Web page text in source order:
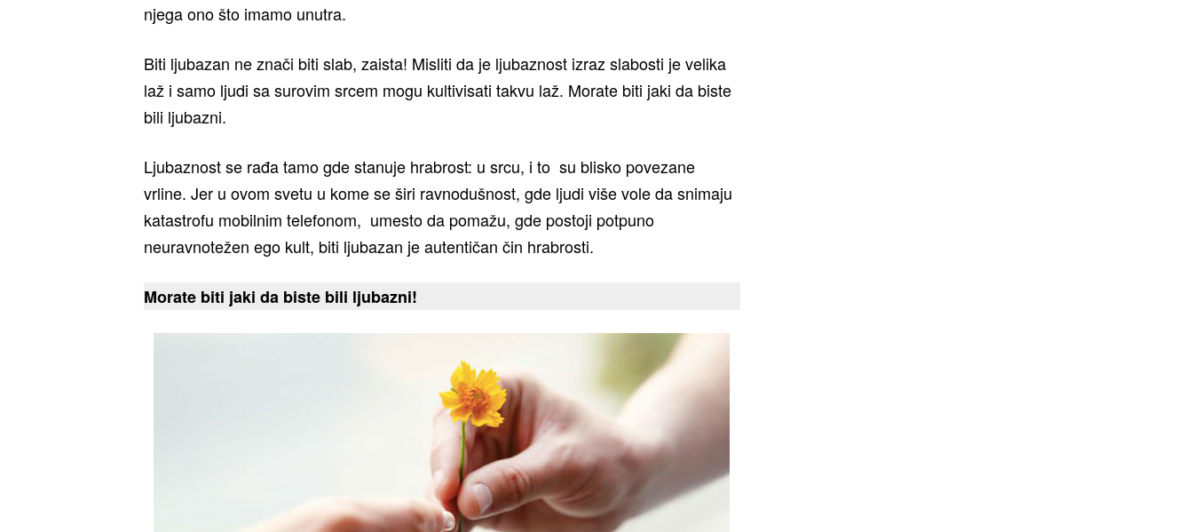
njega ono što imamo unutra.
Biti ljubazan ne znači biti slab, zaista! Misliti da je ljubaznost izraz slabosti je velika
laž i samo ljudi sa surovim srcem mogu kultivisati takvu laž. Morate biti jaki da biste
bili ljubazni.
Ljubaznost se rađa tamo gde stanuje hrabrost: u srcu, i to su blisko povezane
vrline. Jer u ovom svetu u kome se širi ravnodušnost, gde ljudi više vole da snimaju
katastrofu mobilnim telefonom, umesto da pomažu, gde postoji potpuno
neuravnotežen ego kult, biti ljubazan je autentičan čin hrabrosti.
​Morate biti jaki da biste bili ljubazni!